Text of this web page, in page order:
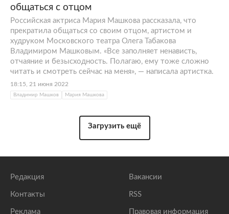
общаться с отцом
Российская актриса Мария Машкова рассказала, что
прекратила общаться со своим отцом, артистом и
худруком Московского театра Олега Табакова
Владимиром Машковым. «Все заполняет ненависть,
отчаяние и безысходность. Полагаю, ему тоже сложно
читать и смотреть сейчас на меня», — написала артистка.
18:15, 21 июня 2022
Владимир Машков Мария Машкова
Загрузить ещё
Редакция
Контакты
Реклама
Вакансии
RSS
Правовая информация